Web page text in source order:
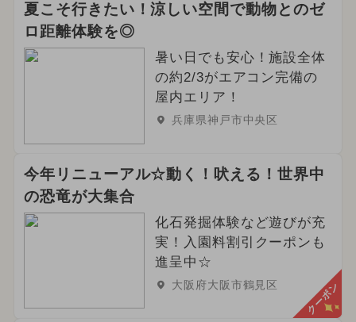
夏こそ行きたい！涼しい空間で動物とのゼ
ロ距離体験を◎
暑い日でも安心！施設全体
の約2/3がエアコン完備の
屋内エリア！
兵庫県神戸市中央区
今年リニューアル☆動く！吠える！世界中
の恐竜が大集合
化石発掘体験など遊びが充
実！入園料割引クーポンも
進呈中☆
大阪府大阪市鶴見区 クーポン